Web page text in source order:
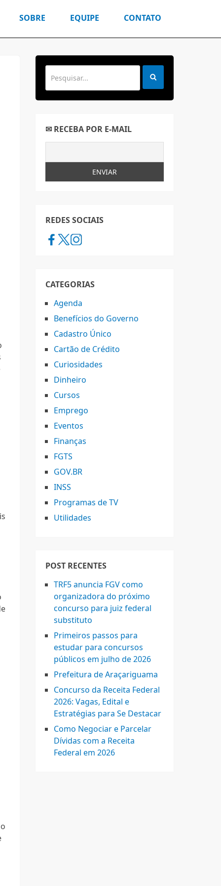
SOBRE EQUIPE CONTATO
✉ RECEBA POR E-MAIL
REDES SOCIAIS
CATEGORIAS
Agenda
Benefícios do Governo
Cadastro Único
Cartão de Crédito
Curiosidades
Dinheiro
Cursos
Emprego
Eventos
Finanças
FGTS
GOV.BR
INSS
Programas de TV
Utilidades
POST RECENTES
TRF5 anuncia FGV como
organizadora do próximo
concurso para juiz federal
substituto
Primeiros passos para
estudar para concursos
públicos em julho de 2026
Prefeitura de Araçariguama
Concurso da Receita Federal
2026: Vagas, Edital e
Estratégias para Se Destacar
Como Negociar e Parcelar
Dívidas com a Receita
Federal em 2026